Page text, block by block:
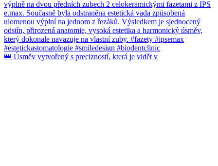
👑 Úsměv vytvořený s precizností, která je vidět v